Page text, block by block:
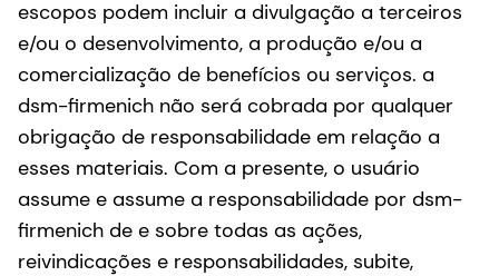
escopos podem incluir a divulgação a terceiros
e/ou o desenvolvimento, a produção e/ou a
comercialização de benefícios ou serviços. a
dsm-firmenich não será cobrada por qualquer
obrigação de responsabilidade em relação a
esses materiais. Com a presente, o usuário
assume e assume a responsabilidade por dsm-
firmenich de e sobre todas as ações,
reivindicações e responsabilidades, subite,